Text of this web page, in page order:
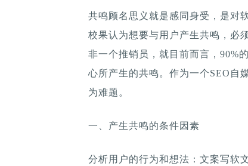
共鸣顾名思义就是感同身受，是对
校果认为想要与用户产生共鸣，必
非一个推销员，就目前而言，90%
心所产生的共鸣。作为一个SEO自
为难题。
一、产生共鸣的条件因素
分析用户的行为和想法：文案写软